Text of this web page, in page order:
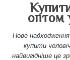
оптом
Нове
купити
найвигідніше це